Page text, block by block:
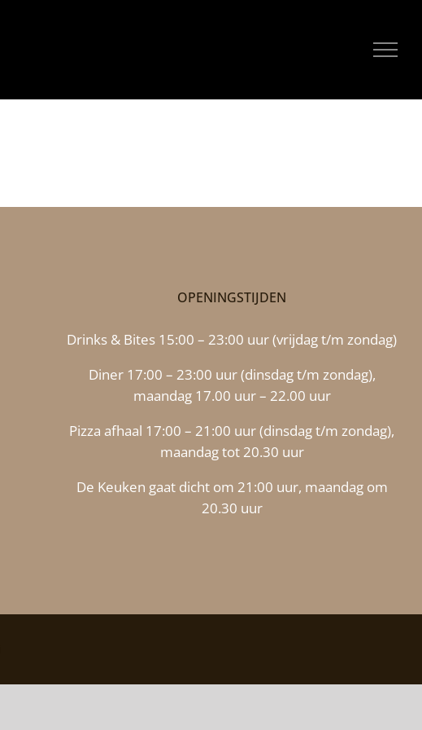
OPENINGSTIJDEN
Drinks & Bites 15:00 – 23:00 uur (vrijdag t/m zondag)
Diner 17:00 – 23:00 uur (dinsdag t/m zondag),
maandag 17.00 uur – 22.00 uur
Pizza afhaal 17:00 – 21:00 uur (dinsdag t/m zondag),
maandag tot 20.30 uur
De Keuken gaat dicht om 21:00 uur, maandag om
20.30 uur